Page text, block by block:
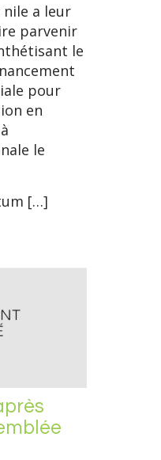
nile a leur
parvenir
le
pour
en
le
[…]